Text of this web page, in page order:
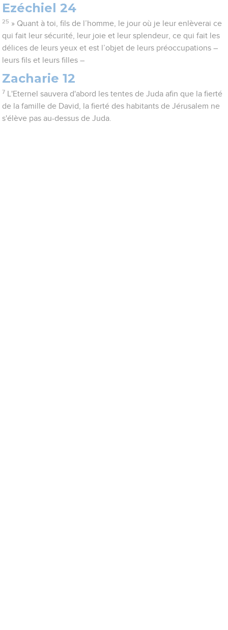
Ezéchiel 24
25 » Quant à toi, fils de l’homme, le jour où je leur enlèverai ce
qui fait leur sécurité, leur joie et leur splendeur, ce qui fait les
délices de leurs yeux et est l’objet de leurs préoccupations –
leurs fils et leurs filles –
Zacharie 12
7
L'Eternel sauvera d'abord les tentes de Juda afin que la fierté
de la famille de David, la fierté des habitants de Jérusalem ne
s'élève pas au-dessus de Juda.